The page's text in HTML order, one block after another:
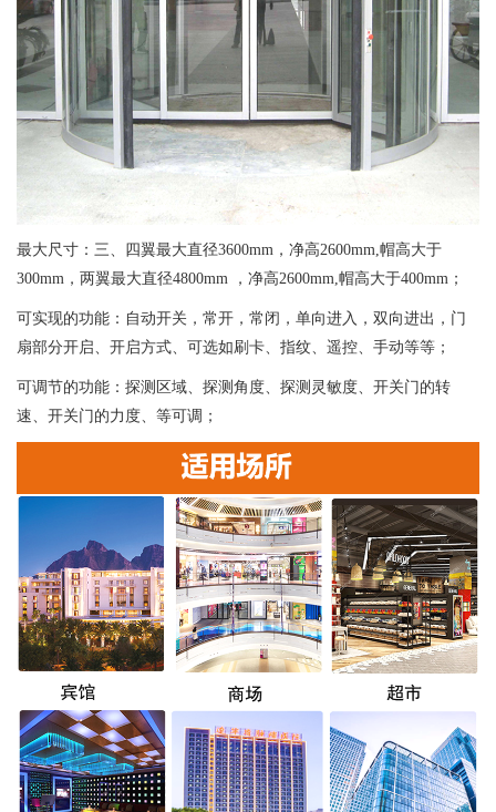
最大尺寸：三、四翼最大直径3600mm，净高2600mm,帽高大于
300mm，两翼最大直径4800mm ，净高2600mm,帽高大于400mm；
可实现的功能：自动开关，常开，常闭，单向进入，双向进出，门
扇部分开启、开启方式、可选如刷卡、指纹、遥控、手动等等；
可调节的功能：探测区域、探测角度、探测灵敏度、开关门的转
速、开关门的力度、等可调；